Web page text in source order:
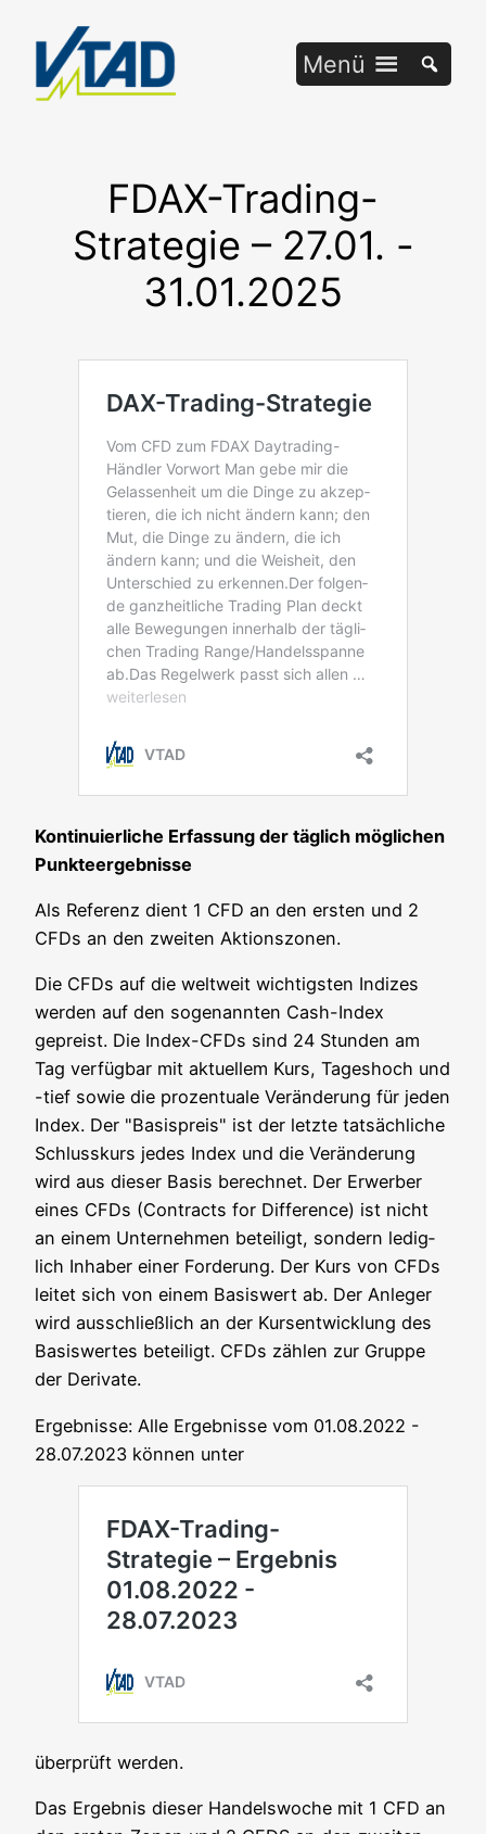
springen
Menü
FDAX-Trading-
Strategie – 27.01. -
31.01.2025
Kon­ti­nu­ier­li­che Erfas­sung der täg­lich mög­li­chen
Punkteergebnisse
Als Refe­renz dient 1 CFD an den ers­ten und 2
CFDs an den zwei­ten Aktionszonen.
Die CFDs auf die welt­weit wich­tigs­ten Indi­zes
wer­den auf den soge­nann­ten Cash-Index
gepreist. Die Index-CFDs sind 24 Stun­den am
Tag ver­füg­bar mit aktu­el­lem Kurs, Tages­hoch und
-tief sowie die pro­zen­tua­le Ver­än­de­rung für jeden
Index. Der "Basis­preis" ist der letz­te tat­säch­li­che
Schluss­kurs jedes Index und die Ver­än­de­rung
wird aus die­ser Basis berech­net. Der Erwer­ber
eines CFDs (Con­tracts for Dif­fe­rence) ist nicht
an einem Unter­neh­men betei­ligt, son­dern ledig­
lich Inha­ber einer For­de­rung. Der Kurs von CFDs
lei­tet sich von einem Basis­wert ab. Der Anle­ger
wird aus­schließ­lich an der Kurs­ent­wick­lung des
Basis­wer­tes betei­ligt. CFDs zäh­len zur Grup­pe
der Derivate.
Ergeb­nis­se: Alle Ergeb­nis­se vom 01.08.2022 -
28.07.2023 kön­nen unter
über­prüft werden.
Das Ergeb­nis die­ser Han­dels­wo­che mit 1 CFD an